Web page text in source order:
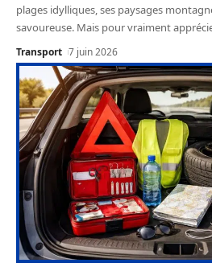
plages idylliques, ses paysages
savoureuse. Mais pour vraiment
Transport 7 juin 2026